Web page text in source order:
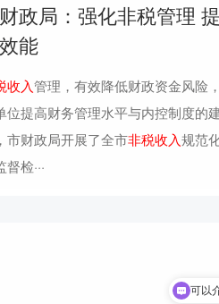
政局：强化非税管理 提
能
收入管理，有效降低财政资金风险，
位提高财务管理水平与内控制度的
市财政局开展了全市非税收入规范
检···
可以